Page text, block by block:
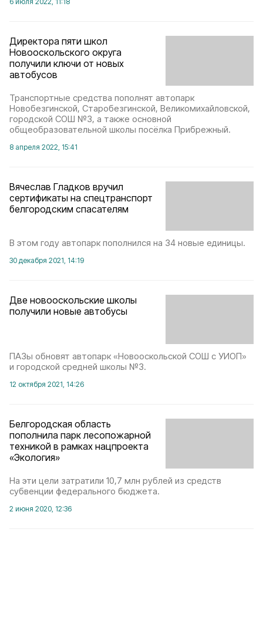
Директора пяти школ
Новооскольского округа
получили ключи от новых
автобусов
Транспортные средства пополнят автопарк
Новобезгинской, Старобезгинской, Великомихайловской,
городской СОШ №3, а также основной
общеобразовательной школы посёлка Прибрежный.
8 апреля 2022, 15:41
Вячеслав Гладков вручил
сертификаты на спецтранспорт
белгородским спасателям
В этом году автопарк пополнился на 34 новые единицы.
30 декабря 2021, 14:19
Две новооскольские школы
получили новые автобусы
ПАЗы обновят автопарк «Новооскольской СОШ с УИОП»
и городской средней школы №3.
12 октября 2021, 14:26
Белгородская область
пополнила парк лесопожарной
техникой в рамках нацпроекта
«Экология»
На эти цели затратили 10,7 млн рублей из средств
субвенции федерального бюджета.
2 июня 2020, 12:36